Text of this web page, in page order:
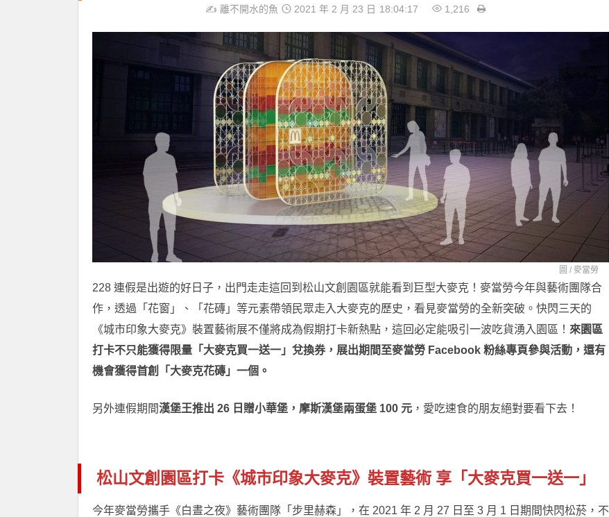
✍️離不開水的魚 2021 年 2 月 23 日 18:04:17 1,216
圖 /麥當勞
228 連假是出遊的好日子，出門走走這回到松山文創園區就能看到巨型大麥克！麥當勞今年與藝術團隊合
作，透過「花窗」、「花磚」等元素帶領民眾走入大麥克的歷史，看見麥當勞的全新突破。快閃三天的
《城市印象大麥克》裝置藝術展不僅將成為假期打卡新熱點，這回必定能吸引一波吃貨湧入園區！ 來園區
打卡不只能獲得限量「大麥克買一送一」兌換券，展出期間至麥當勞 Facebook 粉絲專頁參與活動，還有
機會獲得首創「大麥克花磚」一個。
另外連假期間漢堡王推出 26 日贈小華堡，摩斯漢堡兩蛋堡 100 元 ，愛吃速食的朋友絕對要看下去！
松山文創園區打卡《城市印象大麥克》裝置藝術 享「大麥克買一送一」
今年麥當勞攜手《白晝之夜》藝術團隊「步里赫森」，在 2021 年 2 月 27 日至 3 月 1 日期間快閃松菸，不